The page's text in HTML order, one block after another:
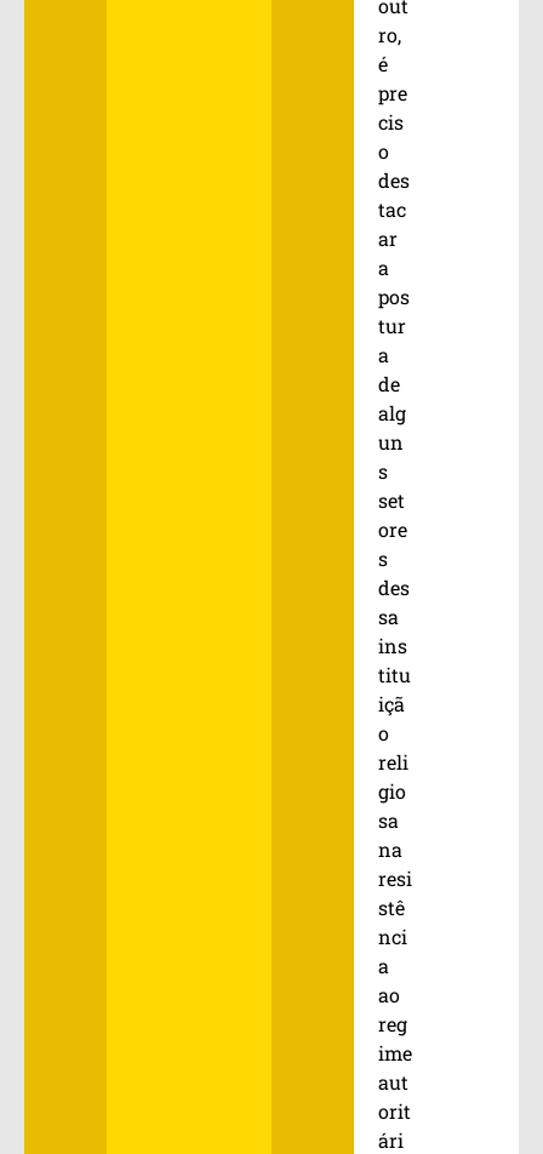
out
ro,
é
pre
cis
o
des
tac
ar
a
pos
tur
a
de
alg
un
s
set
ore
s
des
sa
ins
titu
içã
o
reli
gio
sa
na
resi
stê
nci
a
ao
reg
ime
aut
orit
ári